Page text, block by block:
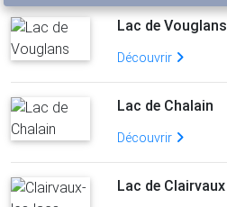
Lac de Vouglans
Découvrir
Lac de Chalain
Découvrir
Lac de Clairvaux